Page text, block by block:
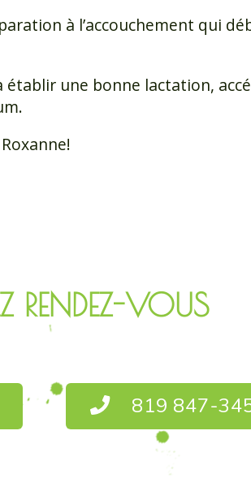
à l’accouchement qui
établir une bonne lactation,
RENDEZ-VOUS
819 847-